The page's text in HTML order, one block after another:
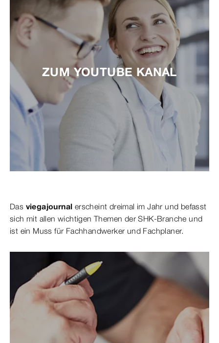
ZUM YOUTUBE KANAL
Das viegajournal erscheint dreimal im Jahr und befasst
sich mit allen wichtigen Themen der SHK-Branche und
ist ein Muss für Fachhandwerker und Fachplaner.